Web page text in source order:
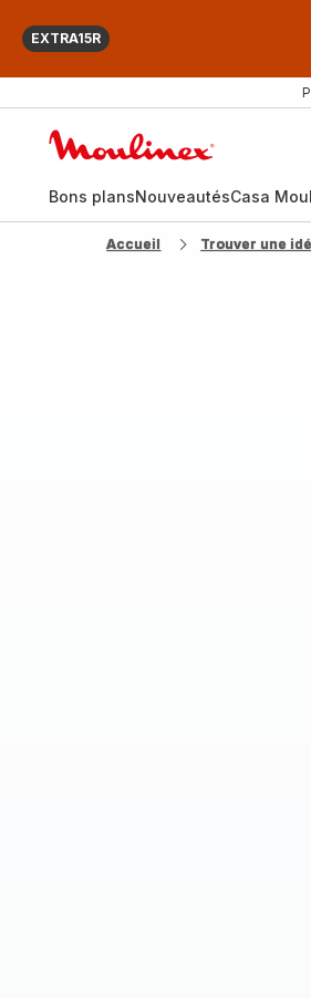
EXTRA15R
Bons plansNouveautésCasa
Accueil Trouver une